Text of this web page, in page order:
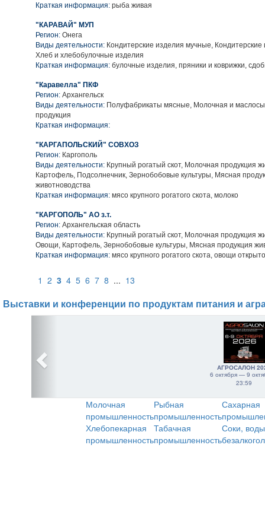
Краткая информация: рыба живая
"КАРАВАЙ" МУП
Регион: Онега
Виды деятельности: Кондитерские изделия мучные,
Хлеб и хлебобулочные изделия
Краткая информация: булочные изделия, пряники и коврижки,
"Каравелла" ПКФ
Регион: Архангельск
Виды деятельности: Полуфабрикаты мясные, Молочная и
продукция
Краткая информация:
"КАРГАПОЛЬСКИЙ" СОВХОЗ
Регион: Каргополь
Виды деятельности: Крупный рогатый скот, Молочная продукция
Картофель, Подсолнечник, Зернобобовые культуры, Мясная
животноводства
Краткая информация: мясо крупного рогатого скота, молоко
"КАРГОПОЛЬ" АО з.т.
Регион: Архангельская область
Виды деятельности: Крупный рогатый скот, Молочная продукция
Овощи, Картофель, Зернобобовые культуры, Мясная продукция
Краткая информация: мясо крупного рогатого скота, овощи
1 2 3 4 5 6 7 8 ... 13
Выставки и конференции по продуктам питания и
АГРОСАЛОН
6 октября — 9
23:59
Молочная
промышленность
Рыбная
промышленность
Сахарная
Хлебопекарная
промышленность
Табачная
промышленность
Соки,